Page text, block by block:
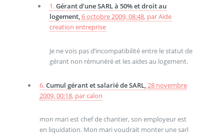
1.Gérant d’une SARL à 50% et droit au
logement,6 octobre 2009, 08:48, parAide
creation entreprise
Je ne vois pas d’incompatibilité entre le statut de
gérant non rémunéré et les aides au logement.
6.Cumul gérant et salarié de SARL,28 novembre
2009, 00:18, parcalon
mon mari est chef de chantier, son employeur est
en liquidation. Mon mari voudrait monter une sarl